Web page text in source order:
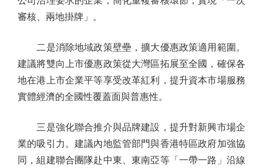
審核、兩地掛牌」。
二是消除地域政策壁壘，擴大優惠政策適用範圍。
建議將雙向上市優惠政策從大灣區拓展至全國，確保各
地在港上市企業平等享受改革紅利，提升資本市場服務
實體經濟的全國性覆蓋面與普惠性。
三是強化聯合推介與品牌建設，提升對新興市場企
業的吸引力。建議內地監管部門與香港特區政府加強協
同，組建聯合團隊赴中東、東南亞等「一帶一路」沿線